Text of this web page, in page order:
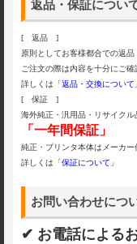
返品・保証につい
[ 返品 ]
原則としてお客様都合での返品
ご注文の際は内容を十分にご確
詳しくは「返品・交換について
[ 保証 ]
海外純正・汎用品・リサイク
「一年間保証」
純正・プリンタ本体はメーカー
詳しくは「保証について 」
お問い合わせにつ
✔ お電話による